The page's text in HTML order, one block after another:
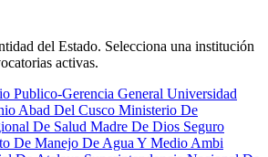
del Estado. Selecciona una institución
activas.
Publico-Gerencia General Universidad
Abad Del Cusco Ministerio De
De Salud Madre De Dios Seguro
De Manejo De Agua Y Medio Ambi